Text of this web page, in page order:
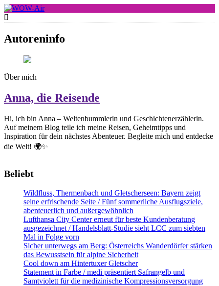
Skip
to
content
WOW-Air
Autoreninfo
Über mich
Anna, die Reisende
Hi, ich bin Anna – Weltenbummlerin und Geschichtenerzählerin.
Auf meinem Blog teile ich meine Reisen, Geheimtipps und
Inspiration für dein nächstes Abenteuer. Begleite mich und entdecke
die Welt! 🌍✨
Beliebt
Wildfluss, Thermenbach und Gletscherseen: Bayern zeigt
seine erfrischende Seite / Fünf sommerliche Ausflugsziele,
abenteuerlich und außergewöhnlich
Lufthansa City Center erneut für beste Kundenberatung
ausgezeichnet / Handelsblatt-Studie sieht LCC zum siebten
Mal in Folge vorn
Sicher unterwegs am Berg: Österreichs Wanderdörfer stärken
das Bewusstsein für alpine Sicherheit
Cool down am Hintertuxer Gletscher
Statement in Farbe / medi präsentiert Safrangelb und
Samtviolett für die medizinische Kompressionsversorgung